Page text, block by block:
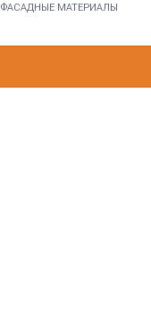
ФАСАДНЫЕ МАТЕРИАЛЫ